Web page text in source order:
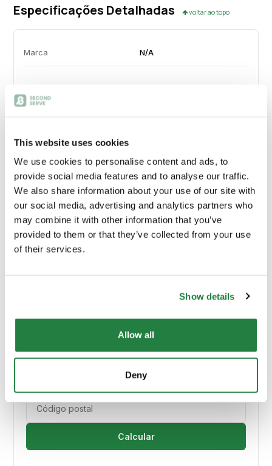
This website uses cookies
We use cookies to personalise content and ads, to
provide social media features and to analyse our traffic.
We also share information about your use of our site with
our social media, advertising and analytics partners who
may combine it with other information that you’ve
provided to them or that they’ve collected from your use
of their services.
Show details
Allow all
Deny
Especificações Detalhadas voltar ao topo
Marca N/A
Profundidade (cm) 108.00
Madeira
Cor Madeira
Envio e Entrega
Calcular custos de envio:
Calcular